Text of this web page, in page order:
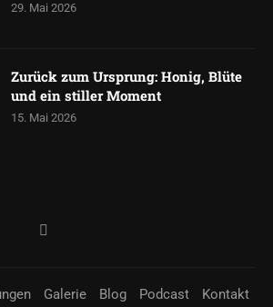
29. Mai 2026
Zurück zum Ursprung: Honig, Blüte
und ein stiller Moment
15. Mai 2026
Galerie Blog Podcast Kontakt